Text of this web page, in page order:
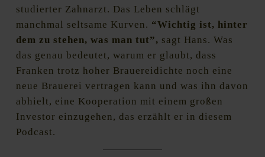
studierter Zahnarzt. Das Leben schlägt
manchmal seltsame Kurven. “Wichtig ist, hinter
dem zu stehen, was man tut”, sagt Hans. Was
das genau bedeutet, warum er glaubt, dass
Franken trotz hoher Brauereidichte noch eine
neue Brauerei vertragen kann und was ihn davon
abhielt, eine Kooperation mit einem großen
Investor einzugehen, das erzählt er in diesem
Podcast.